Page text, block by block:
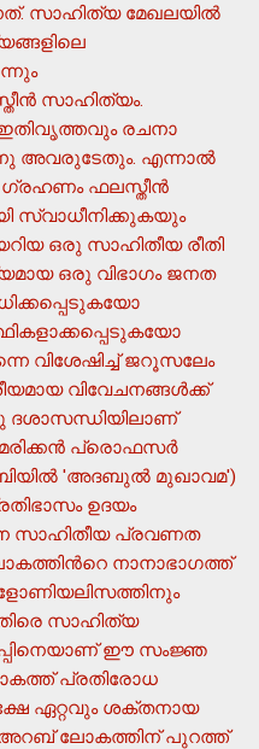
സാഹിത്യ മേഖലയില്‍
സാഹിത്യം.
ഇതിവൃത്തവും രചനാ
അവരുടേതും. എന്നാല്‍
ഗ്രഹണം ഫലസ്തീന്‍
സ്വാധീനിക്കുകയും
ഒരു സാഹിതീയ രീതി
ഒരു വിഭാഗം ജനത
വിശേഷിച്ച് ജറൂസലേം
വിവേചനങ്ങള്‍ക്ക്
പ്രൊഫസര്‍
'അദബുല്‍ മുഖാവമ')
ഉദയം
പ്രവണത
നാനാഭാഗത്ത്
സാഹിത്യ
ഈ സംജ്ഞ
പ്രതിരോധ
ഏറ്റവും ശക്തനായ
അറബ് ലോകത്തിന് പുറത്ത്